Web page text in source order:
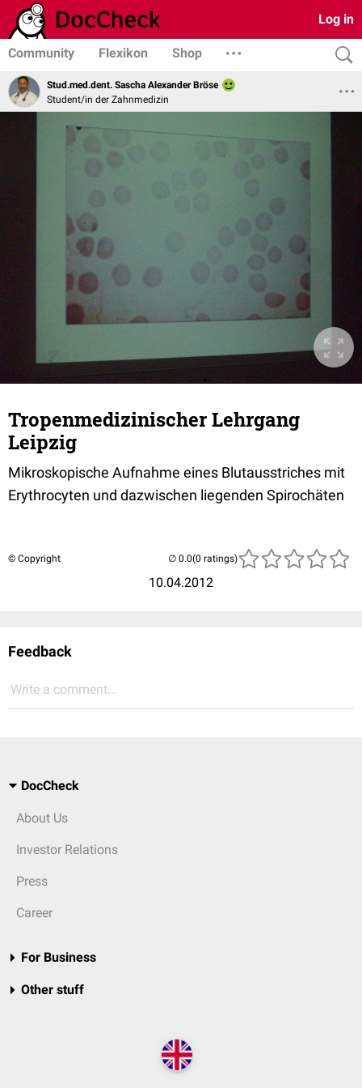
Log in
Community Flexikon Shop
Stud.med.dent. Sascha Alexander Bröse
Student/in der Zahnmedizin
Tropenmedizinischer Lehrgang
Leipzig
Mikroskopische Aufnahme eines Blutausstriches mit
Erythrocyten und dazwischen liegenden Spirochäten
© Copyright
10.04.2012
(0 ratings)
Feedback
Write a comment...
DocCheck
About Us
Investor Relations
Press
Career
For Business
Other stuff